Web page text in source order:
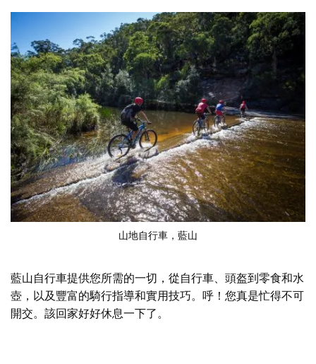
山地自行車，藍山
藍山自行車提供您所需的一切，從自行車、頭盔到零食和水
壺，以及豐富的騎行指導和實用技巧。呼！您真是忙得不可
開交。該回家好好休息一下了。